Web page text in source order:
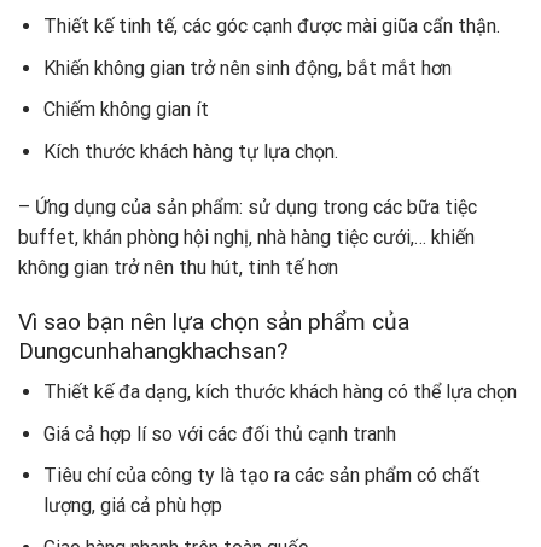
Thiết kế tinh tế, các góc cạnh được mài giũa cẩn thận.
Khiến không gian trở nên sinh động, bắt mắt hơn
Chiếm không gian ít
Kích thước khách hàng tự lựa chọn.
– Ứng dụng của sản phẩm: sử dụng trong các bữa tiệc
buffet, khán phòng hội nghị, nhà hàng tiệc cưới,… khiến
không gian trở nên thu hút, tinh tế hơn
Vì sao bạn nên lựa chọn sản phẩm của
Dungcunhahangkhachsan?
Thiết kế đa dạng, kích thước khách hàng có thể lựa chọn
Giá cả hợp lí so với các đối thủ cạnh tranh
Tiêu chí của công ty là tạo ra các sản phẩm có chất
lượng, giá cả phù hợp